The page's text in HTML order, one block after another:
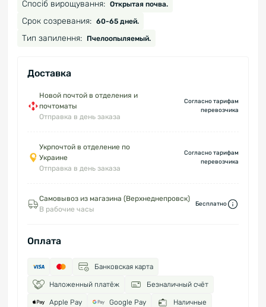
Спосіб вирощування: Открытая почва.
Срок созревания: 60-65 дней.
Тип запилення: Пчелоопыляемый.
Доставка
Новой почтой в отделения и
почтоматы
Отправка в день заказа
Согласно тарифам
перевозчика
Укрпочтой в отделение по
Украине
Отправка в день заказа
Согласно тарифам
перевозчика
Самовывоз из магазина (Верхнеднепровск)
В рабочие часы
Бесплатно
Оплата
Банковская карта
Наложенный платёж Безналичный счёт
Apple Pay Google Pay Наличные